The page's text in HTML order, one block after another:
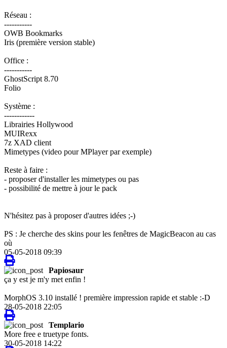
Réseau :
-----------
OWB Bookmarks
Iris (première version stable)
Office :
-----------
GhostScript 8.70
Folio
Système :
------------
Librairies Hollywood
MUIRexx
7z XAD client
Mimetypes (video pour MPlayer par exemple)
Reste à faire :
- proposer d'installer les mimetypes ou pas
- possibilité de mettre à jour le pack
N'hésitez pas à proposer d'autres idées ;-)
PS : Je cherche des skins pour les fenêtres de MagicBeacon au cas
où
05-05-2018 09:39
Papiosaur
ça y est je m'y met enfin !
MorphOS 3.10 installé ! première impression rapide et stable :-D
28-05-2018 22:05
Templario
More free e truetype fonts.
30-05-2018 14:22